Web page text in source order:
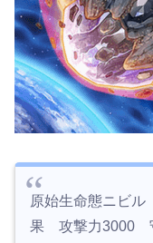
原始生命態ニビ
果 攻撃力3000